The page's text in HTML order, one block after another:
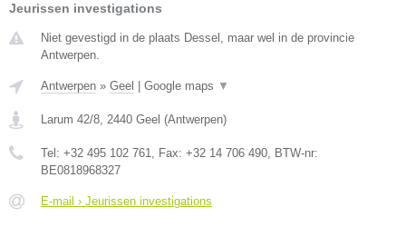
Jeurissen investigations
Niet gevestigd in de plaats Dessel, maar wel in de provincie
Antwerpen.
Antwerpen » Geel Google maps ▼
Larum 42/8, 2440 Geel (Antwerpen)
Tel: +32 495 102 761, Fax: +32 14 706 490, BTW-nr:
BE0818968327
E-mail › Jeurissen investigations